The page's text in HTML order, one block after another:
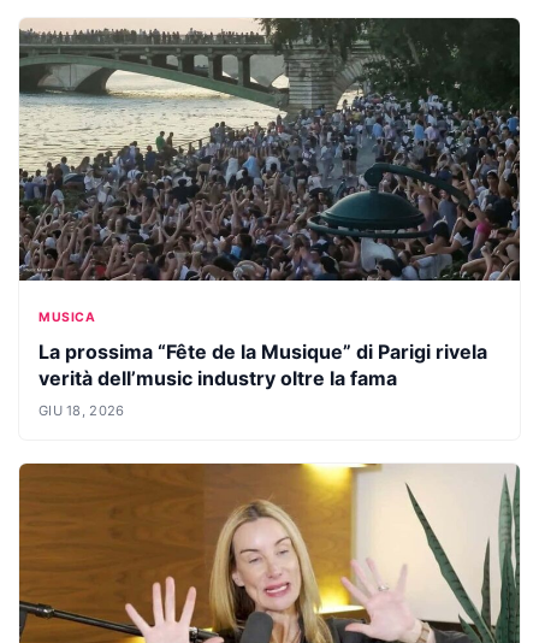
MUSICA
La prossima “Fête de la Musique” di Parigi rivela
verità dell’music industry oltre la fama
GIU 18, 2026